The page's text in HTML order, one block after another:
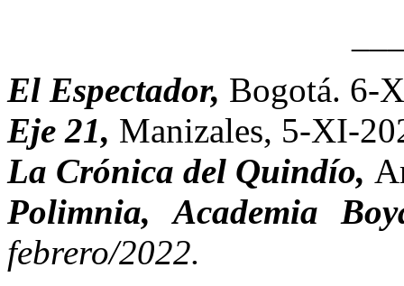
El Espectador, Bogotá. 6-
Eje 21, Manizales, 5-XI-
La Crónica del Quindío,
Polimnia, Academia
febrero/2022.